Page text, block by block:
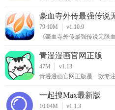
豪血寺外传最强传说
79.10M
v1.10.9
《豪血寺外传最强传说无限
青漫漫画官网正版
47M
v1.13
青漫漫画官网正版是一款专
一起搜Max最新版
10.04M
v1.1.3